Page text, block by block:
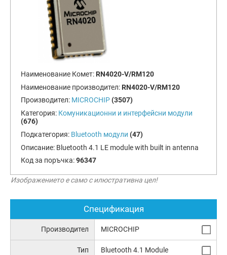
Наименование Комет: RN4020-V/RM120
Наименование производител: RN4020-V/RM120
Производител: MICROCHIP (3507)
Категория: Комуникационни и интерфейсни модули
(676)
Подкатегория: Bluetooth модули (47)
Описание: Bluetooth 4.1 LE module with built in antenna
Код за поръчка:96347
Изображението е само с илюстративна цел!
Спецификация
Производител MICROCHIP
Тип Bluetooth 4.1 Module